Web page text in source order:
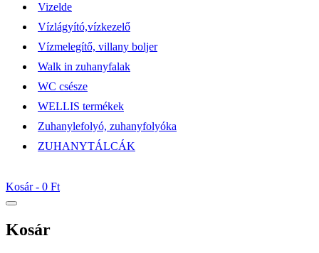
Vizelde
Vízlágyító,vízkezelő
Vízmelegítő, villany boljer
Walk in zuhanyfalak
WC csésze
WELLIS termékek
Zuhanylefolyó, zuhanyfolyóka
ZUHANYTÁLCÁK
Kosár - 0 Ft
Kosár